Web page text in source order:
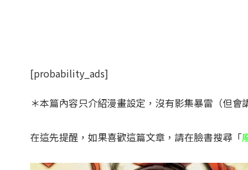
[probability_ads]
＊本篇內容只介紹漫畫設定，沒有影集暴雷（但
在這先提醒，如果喜歡這篇文章，請在臉書搜尋「